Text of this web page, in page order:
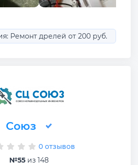
Ремонт дрелей от 200 руб.
Союз
0 отзывов
№55из 148